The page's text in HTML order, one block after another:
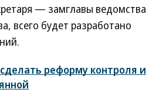
— замглавы ведомства
всего будет разработано
реформу контроля и